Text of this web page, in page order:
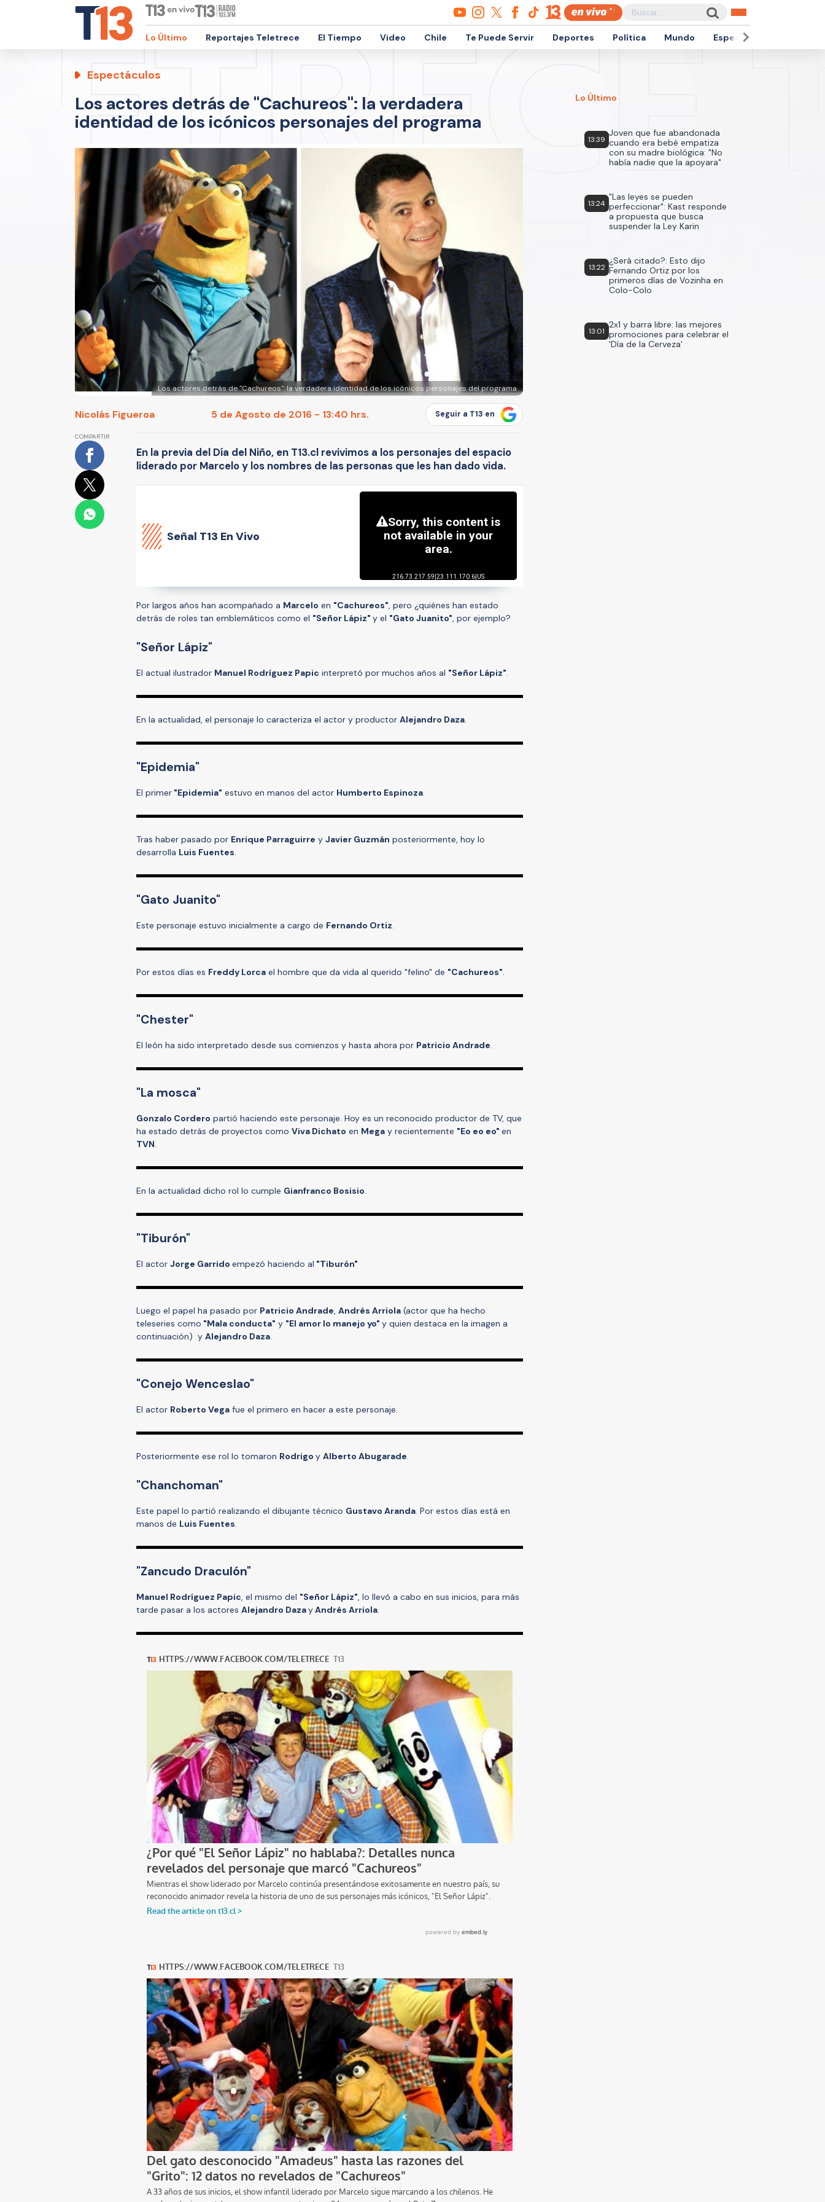
Lo Último Reportajes Teletrece El Tiempo Video Chile Te Puede Servir Deportes Política Mundo Espectáculos
Espectáculos
Los actores detrás de "Cachureos": la verdadera
identidad de los icónicos personajes del programa
Los actores detrás de "Cachureos": la verdadera identidad de los icónicos personajes del programa
Nicolás Figueroa 5 de Agosto de 2016 - 13:40 hrs. Seguir a T13 en
COMPARTIR
En la previa del Día del Niño, en T13.cl revivimos a los personajes del espacio
liderado por Marcelo y los nombres de las personas que les han dado vida.
Señal T13 En Vivo
Por largos años han acompañado a Marcelo en "Cachureos", pero ¿quiénes han estado
detrás de roles tan emblemáticos como el "Señor Lápiz" y el "Gato Juanito", por ejemplo?
"Señor Lápiz"
El actual ilustrador Manuel Rodríguez Papic interpretó por muchos años al "Señor Lápiz".
En la actualidad, el personaje lo caracteriza el actor y productor Alejandro Daza.
"Epidemia"
El primer "Epidemia" estuvo en manos del actor Humberto Espinoza.
Tras haber pasado por Enrique Parraguirre y Javier Guzmán posteriormente, hoy lo
desarrolla Luis Fuentes.
"Gato Juanito"
Este personaje estuvo inicialmente a cargo de Fernando Ortiz.
Por estos días es Freddy Lorca el hombre que da vida al querido "felino" de "Cachureos".
"Chester"
El león ha sido interpretado desde sus comienzos y hasta ahora por Patricio Andrade.
"La mosca"
Gonzalo Cordero partió haciendo este personaje. Hoy es un reconocido productor de TV, que
ha estado detrás de proyectos como Viva Dichato en Mega y recientemente "Eo eo eo" en
TVN.
En la actualidad dicho rol lo cumple Gianfranco Bosisio.
"Tiburón"
El actor Jorge Garrido empezó haciendo al "Tiburón"
Luego el papel ha pasado por Patricio Andrade, Andrés Arriola (actor que ha hecho
teleseries como "Mala conducta" y "El amor lo manejo yo" y quien destaca en la imagen a
continuación) y Alejandro Daza.
"Conejo Wenceslao"
El actor Roberto Vega fue el primero en hacer a este personaje.
Posteriormente ese rol lo tomaron Rodrigo y Alberto Abugarade.
"Chanchoman"
Este papel lo partió realizando el dibujante técnico Gustavo Aranda. Por estos días está en
manos de Luis Fuentes.
"Zancudo Draculón"
Manuel Rodríguez Papic, el mismo del "Señor Lápiz", lo llevó a cabo en sus inicios, para más
tarde pasar a los actores Alejandro DazayAndrés Arriola.
Lo Último
13:39
Joven que fue abandonada
cuando era bebé empatiza
con su madre biológica: "No
había nadie que la apoyara"
13:24
"Las leyes se pueden
perfeccionar": Kast responde
a propuesta que busca
suspender la Ley Karin
13:22
¿Será citado?: Esto dijo
Fernando Ortiz por los
primeros días de Vozinha en
Colo-Colo
13:01
2x1 y barra libre: las mejores
promociones para celebrar el
'Día de la Cerveza'